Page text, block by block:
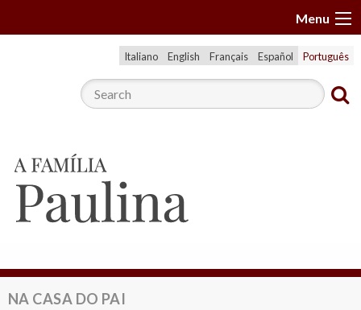
k
t
Menu
Italiano English Français Español Português
NA CASA DO PAI